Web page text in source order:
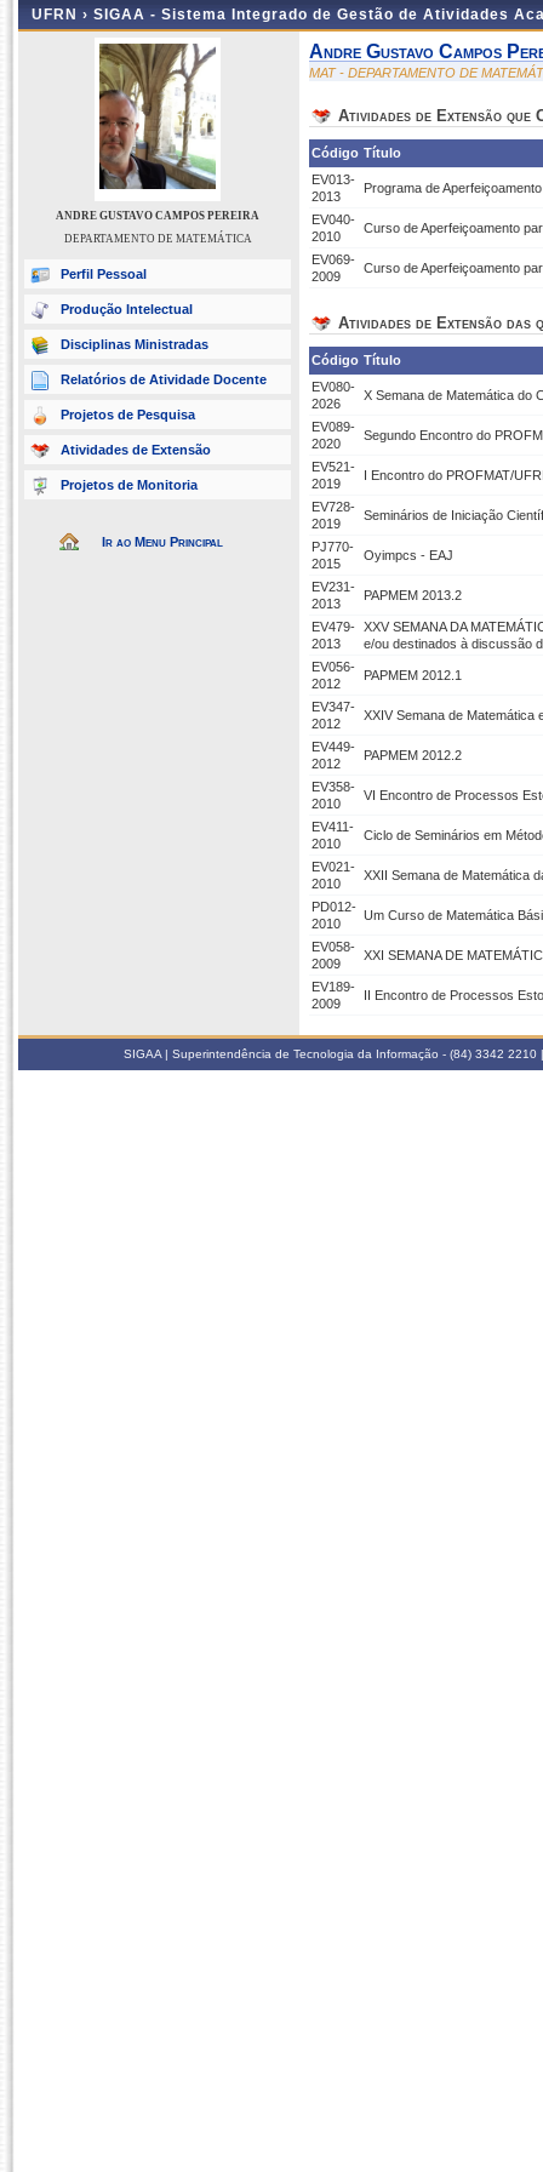
UFRN › SIGAA - Sistema Integrado de Gestão de Atividades
ANDRE GUSTAVO CAMPOS PEREIRA
DEPARTAMENTO DE MATEMÁTICA
Perfil Pessoal
Produção Intelectual
Disciplinas Ministradas
Relatórios de Atividade Docente
Projetos de Pesquisa
Atividades de Extensão
Projetos de Monitoria
Ir ao Menu Principal
Andre Gustavo Campos
MAT - DEPARTAMENTO DE
Atividades de Extensão que
Código Título
EV013-
2013
Programa de
EV040-
2010
Curso de Aperfeiçoamento
EV069-
2009
Curso de Aperfeiçoamento
Atividades de Extensão das
Código Título
EV080-
2026
X Semana de Matemática do
EV089-
2020
Segundo Encontro do
EV521-
2019
I Encontro do PROFMAT/
EV728-
2019
Seminários de Iniciação
PJ770-
2015
Oyimpcs - EAJ
EV231-
2013
PAPMEM 2013.2
EV479-
2013
XXV SEMANA DA
e/ou destinados à discussão
EV056-
2012
PAPMEM 2012.1
EV347-
2012
XXIV Semana de Matemática
EV449-
2012
PAPMEM 2012.2
EV358-
2010
VI Encontro de Processos
EV411-
2010
Ciclo de Seminários em
EV021-
2010
XXII Semana de Matemática
PD012-
2010
Um Curso de Matemática
EV058-
2009
XXI SEMANA DE
EV189-
2009
II Encontro de Processos
SIGAA | Superintendência de Tecnologia da Informação - (84) 3342